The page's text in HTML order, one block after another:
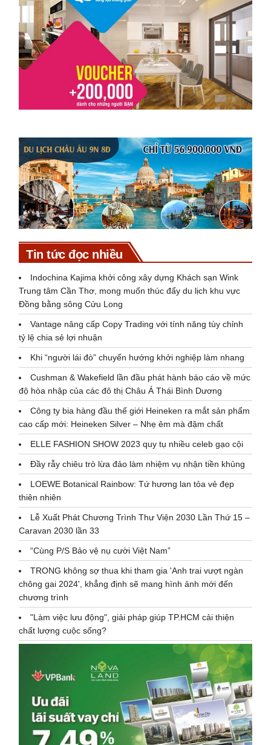
Tin tức đọc nhiều
Indochina Kajima khởi công xây dựng Khách sạn Wink
Trung tâm Cần Thơ, mong muốn thúc đẩy du lịch khu vực
Đồng bằng sông Cửu Long
Vantage nâng cấp Copy Trading với tính năng tùy chỉnh
tỷ lệ chia sẻ lợi nhuận
Khi “người lái đò” chuyển hướng khởi nghiệp làm nhang
Cushman & Wakefield lần đầu phát hành báo cáo về mức
độ hòa nhập của các đô thị Châu Á Thái Bình Dương
Công ty bia hàng đầu thế giới Heineken ra mắt sản phẩm
cao cấp mới: Heineken Silver – Nhẹ êm mà đậm chất
ELLE FASHION SHOW 2023 quy tụ nhiều celeb gạo cội
Đầy rẫy chiêu trò lừa đảo làm nhiệm vụ nhận tiền khủng
LOEWE Botanical Rainbow: Tứ hương lan tỏa vẻ đẹp
thiên nhiên
Lễ Xuất Phát Chương Trình Thư Viện 2030 Lần Thứ 15 –
Caravan 2030 lần 33
“Cùng P/S Bảo vệ nụ cười Việt Nam”
TRONG không sợ thua khi tham gia 'Anh trai vượt ngàn
chông gai 2024', khẳng định sẽ mang hình ảnh mới đến
chương trình
"Làm việc lưu động", giải pháp giúp TP.HCM cải thiện
chất lượng cuộc sống?